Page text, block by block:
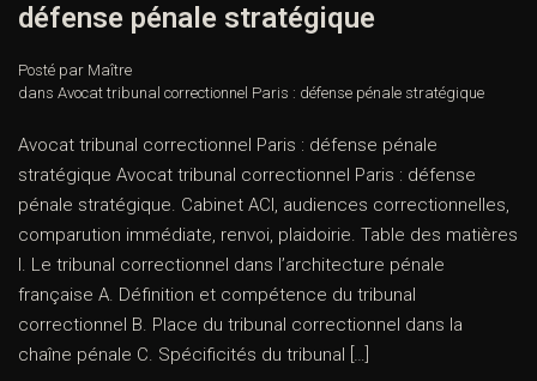
défense pénale stratégique
Posté par Maître
dans Avocat tribunal correctionnel Paris : défense pénale stratégique
Avocat tribunal correctionnel Paris : défense pénale
stratégique Avocat tribunal correctionnel Paris : défense
pénale stratégique. Cabinet ACI, audiences correctionnelles,
comparution immédiate, renvoi, plaidoirie. Table des matières
I. Le tribunal correctionnel dans l’architecture pénale
française A. Définition et compétence du tribunal
correctionnel B. Place du tribunal correctionnel dans la
chaîne pénale C. Spécificités du tribunal […]